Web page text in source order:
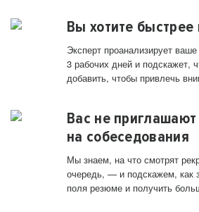
Вы хотите быстрее
Эксперт проанализирует
3 рабочих дней и подскажет,
добавить, чтобы привлечь
Вас не приглашают
на собеседования
Мы знаем, на что смотрят
очередь, — и подскажем, как
поля резюме и получить